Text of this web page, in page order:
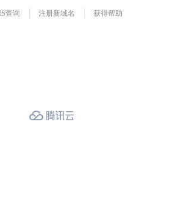
查询 注册新域名 获得帮助